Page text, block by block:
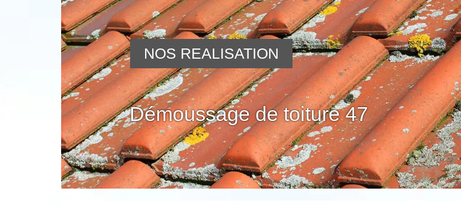
Démoussage de toiture 47
NOS REALISATION